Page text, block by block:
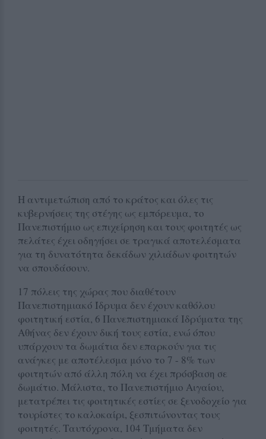
Η αντιμετώπιση από το κράτος και όλες τις
κυβερνήσεις της στέγης ως εμπόρευμα, το
Πανεπιστήμιο ως επιχείρηση και τους φοιτητές ως
πελάτες έχει οδηγήσει σε τραγικά αποτελέσματα
για τη δυνατότητα δεκάδων χιλιάδων φοιτητών
να σπουδάσουν.
17 πόλεις της χώρας που διαθέτουν
Πανεπιστημιακό Ίδρυμα δεν έχουν καθόλου
φοιτητική εστία, 6 Πανεπιστημιακά Ιδρύματα της
Αθήνας δεν έχουν δική τους εστία, ενώ όπου
υπάρχουν τα δωμάτια δεν επαρκούν για τις
ανάγκες με αποτέλεσμα μόνο το 7 - 8% των
φοιτητών από άλλη πόλη να έχει πρόσβαση σε
δωμάτιο. Μάλιστα, το Πανεπιστήμιο Αιγαίου,
μετατρέπει τις φοιτητικές εστίες σε ξενοδοχείο για
τουρίστες το καλοκαίρι, ξεσπιτώνοντας τους
φοιτητές. Ταυτόχρονα, 104 Τμήματα δεν